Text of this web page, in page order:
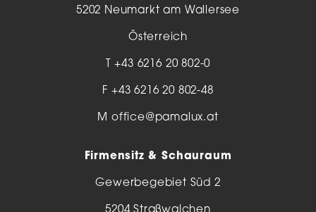
5202 Neumarkt am Wallersee
Österreich
T+43 6216 20 802-0
F +43 6216 20 802-48
M office@pamalux.at
Firmensitz & Schauraum
Gewerbegebiet Süd 2